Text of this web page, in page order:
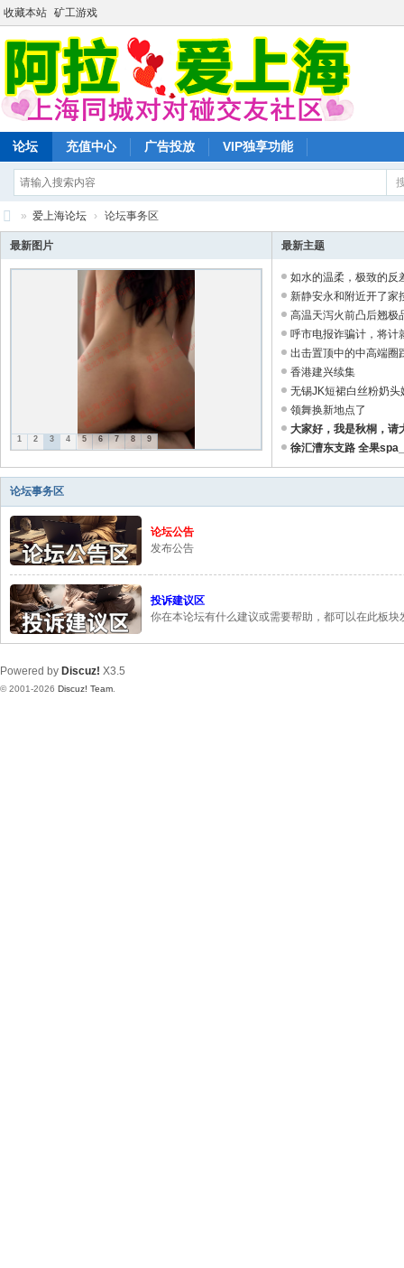
收藏本站 矿工游戏
论坛 充值中心 广告投放 VIP独享功能
爱
上
交
友
网
» 爱上海论坛 › 论坛事务区
最新图片
1 2 3 4 5 6 7 8 9
最新主题
如水的温柔，极致的反
新静安永和附近开了家
高温天泻火前凸后翘极
呼市电报诈骗计，将计
出击置顶中的中高端圈
香港建兴续集
无锡JK短裙白丝粉奶头
领舞换新地点了
大家好，我是秋桐，请
徐汇漕东支路 全果
论坛事务区
论坛公告
发布公告
投诉建议区
你在本论坛有什么建议或需要帮助，都可以在此板块
Powered by Discuz! X3.5
© 2001-2026 Discuz! Team